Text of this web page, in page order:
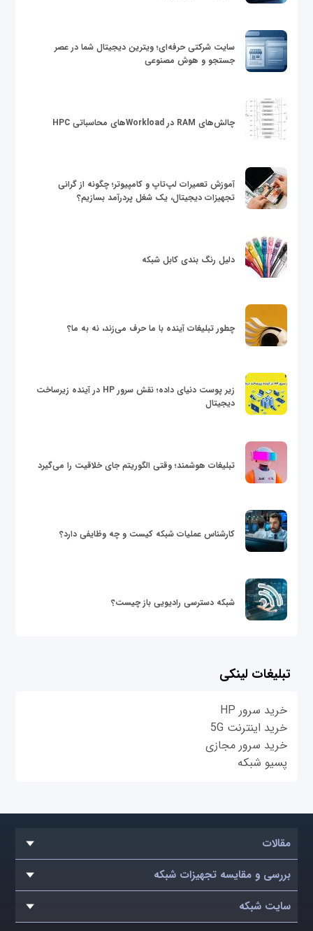
سایت شرکتی حرفه‌ای؛ ویترین دیجیتال شما در عصر
جستجو و هوش مصنوعی
چالش‌های RAM در Workloadهای محاسباتی HPC
آموزش تعمیرات لپ‌تاپ و کامپیوتر؛ چگونه از گرانی
تجهیزات دیجیتال، یک شغل پردرآمد بسازیم؟
دلیل رنگ بندی کابل شبکه
چطور تبلیغات آینده با ما حرف می‌زند، نه به ما؟
زیر پوست دنیای داده؛ نقش سرور HP در آینده زیرساخت
دیجیتال
تبلیغات هوشمند؛ وقتی الگوریتم جای خلاقیت را می‌گیرد
کارشناس عملیات شبکه کیست و چه وظایفی دارد؟
شبکه دسترسی رادیویی باز چیست؟
تبلیغات لینکی
خرید سرور HP
خرید اینترنت 5G
خرید سرور مجازی
پسیو شبکه
مقالات
بررسی و مقایسه تجهیزات شبکه
سایت شبکه